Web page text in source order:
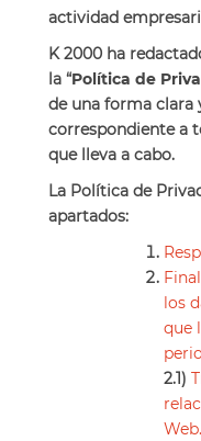
actividad
K 2000 ha
la “Política de
de una forma clara
correspondiente a
que lleva a cabo.
La Política de
apartados:
los
que
2.1)
Web.